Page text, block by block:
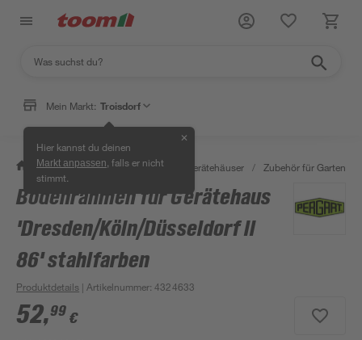
Mein Markt: Troisdorf
Hier kannst du deinen
Markt anpassen , falls er nicht
stimmt.
✕
/ Garten & Freizeit / Garten- & Gerätehäuser / Zubehör für
Bodenrahmen für Gerätehaus
'Dresden/Köln/Düsseldorf ll
86' stahlfarben
Produktdetails | Artikelnummer:4324633
52,99 €